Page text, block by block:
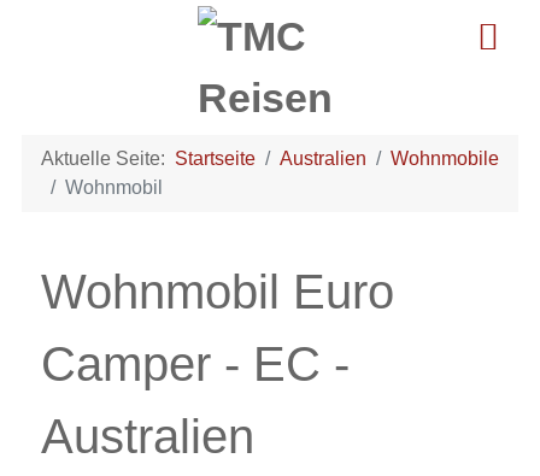
Aktuelle Seite: Startseite Australien
Wohnmobile
Wohnmobil
Wohnmobil Euro
Camper - EC -
Australien